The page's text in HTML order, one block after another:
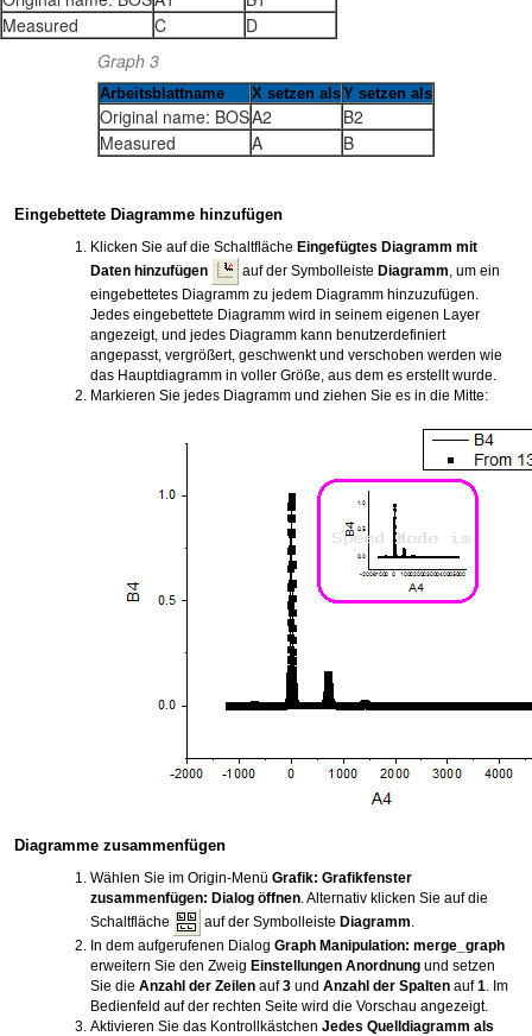
Measured
C
D
Graph 3
Arbeitsblattname X setzen alsY setzen als
Original name: BOSA2
B2
Measured
A B
Eingebettete Diagramme hinzufügen
Klicken Sie auf die Schaltfläche Eingefügtes Diagramm mit
Daten hinzufügen
auf der Symbolleiste Diagramm , um ein
eingebettetes Diagramm zu jedem Diagramm hinzuzufügen.
Jedes eingebettete Diagramm wird in seinem eigenen Layer
angezeigt, und jedes Diagramm kann benutzerdefiniert
angepasst, vergrößert, geschwenkt und verschoben werden wie
das Hauptdiagramm in voller Größe, aus dem es erstellt wurde.
Markieren Sie jedes Diagramm und ziehen Sie es in die Mitte:
Diagramme zusammenfügen
Wählen Sie im Origin-Menü Grafik: Grafikfenster
zusammenfügen: Dialog öffnen . Alternativ klicken Sie auf die
Schaltfläche
auf der Symbolleiste Diagramm
In dem aufgerufenen Dialog Graph Manipulation: merge_graph
erweitern Sie den Zweig Einstellungen Anordnung und setzen
Sie die Anzahl der Zeilen auf3 und Anzahl der Spalten auf1 . Im
Bedienfeld auf der rechten Seite wird die Vorschau angezeigt.
Aktivieren Sie das Kontrollkästchen Jedes Quelldiagramm als